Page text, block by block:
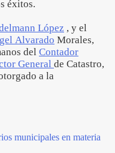
éxitos.
López , y el
Alvarado Morales,
del Contador
General de Catastro,
a la
municipales en materia